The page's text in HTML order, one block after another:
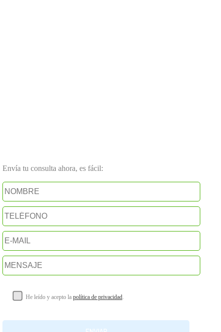
Envía tu consulta ahora, es fácil:
He leído y acepto la política de privacidad.